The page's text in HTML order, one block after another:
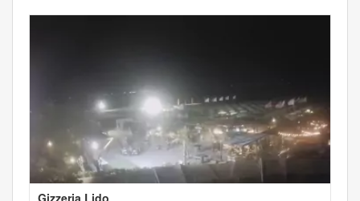
Gizzeria Lido